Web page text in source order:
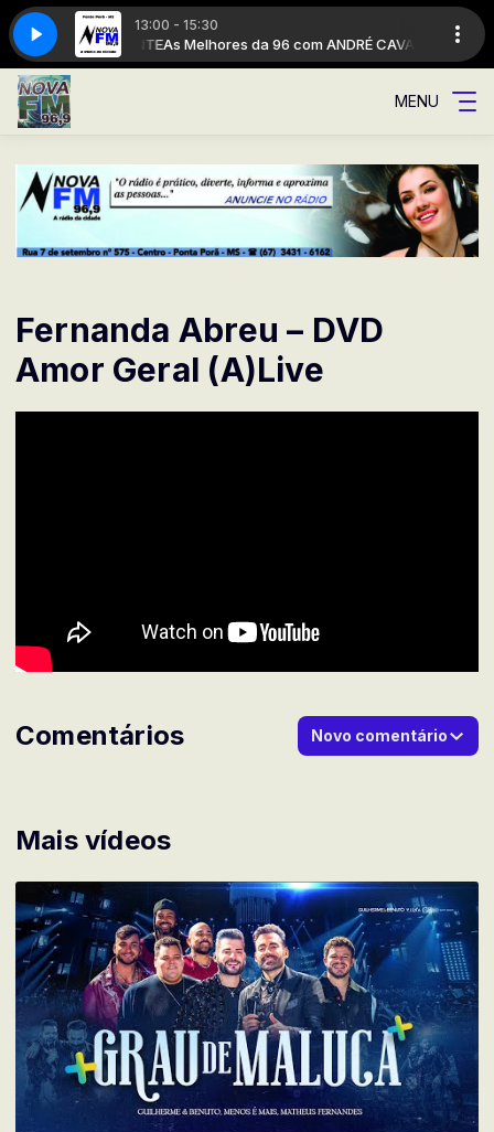
13:00 - 15:30
CAVALCANTEAs Melhores da 96 com ANDRÉ CAVALCANTE
MENU
Fernanda Abreu – DVD
Amor Geral (A)Live
Mais vídeos
Comentários Novo comentário